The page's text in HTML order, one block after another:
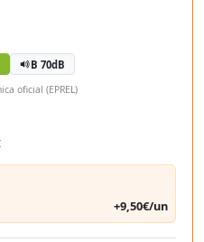
B 70dB
oficial (EPREL)
+9,50€/un